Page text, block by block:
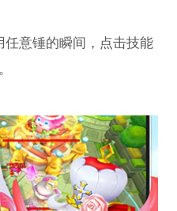
意锤的瞬间，点击技能